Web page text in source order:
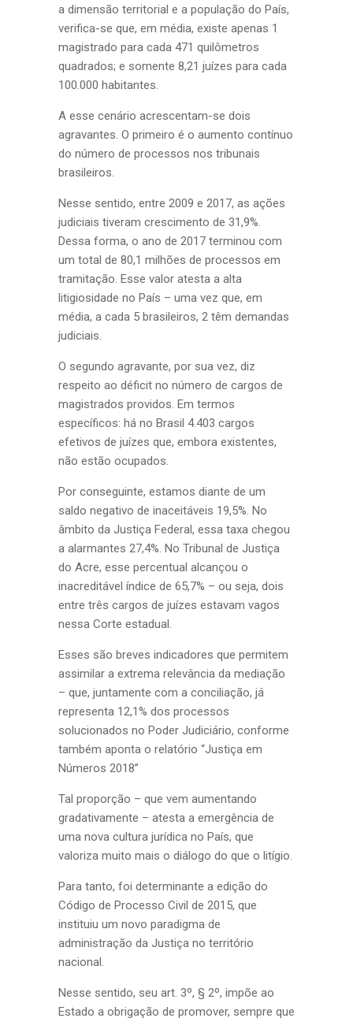
a dimensão territorial e a população do País,
verifica-se que, em média, existe apenas 1
magistrado para cada 471 quilômetros
quadrados; e somente 8,21 juízes para cada
100.000 habitantes.
A esse cenário acrescentam-se dois
agravantes. O primeiro é o aumento contínuo
do número de processos nos tribunais
brasileiros.
Nesse sentido, entre 2009 e 2017, as ações
judiciais tiveram crescimento de 31,9%.
Dessa forma, o ano de 2017 terminou com
um total de 80,1 milhões de processos em
tramitação. Esse valor atesta a alta
litigiosidade no País – uma vez que, em
média, a cada 5 brasileiros, 2 têm demandas
judiciais.
O segundo agravante, por sua vez, diz
respeito ao déficit no número de cargos de
magistrados providos. Em termos
específicos: há no Brasil 4.403 cargos
efetivos de juízes que, embora existentes,
não estão ocupados.
Por conseguinte, estamos diante de um
saldo negativo de inaceitáveis 19,5%. No
âmbito da Justiça Federal, essa taxa chegou
a alarmantes 27,4%. No Tribunal de Justiça
do Acre, esse percentual alcançou o
inacreditável índice de 65,7% – ou seja, dois
entre três cargos de juízes estavam vagos
nessa Corte estadual.
Esses são breves indicadores que permitem
assimilar a extrema relevância da mediação
– que, juntamente com a conciliação, já
representa 12,1% dos processos
solucionados no Poder Judiciário, conforme
também aponta o relatório “Justiça em
Números 2018”
Tal proporção – que vem aumentando
gradativamente – atesta a emergência de
uma nova cultura jurídica no País, que
valoriza muito mais o diálogo do que o litígio.
Para tanto, foi determinante a edição do
Código de Processo Civil de 2015, que
instituiu um novo paradigma de
administração da Justiça no território
nacional.
Nesse sentido, seu art. 3º, § 2º, impõe ao
Estado a obrigação de promover, sempre que